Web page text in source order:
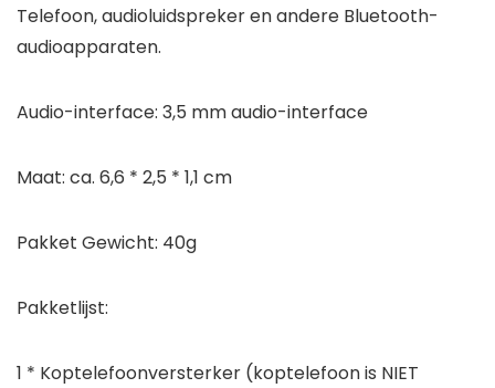
Telefoon, audioluidspreker en andere Bluetooth-
audioapparaten.
Audio-interface: 3,5 mm audio-interface
Maat: ca. 6,6 * 2,5 * 1,1 cm
Pakket Gewicht: 40g
Pakketlijst:
1 * Koptelefoonversterker (koptelefoon is NIET